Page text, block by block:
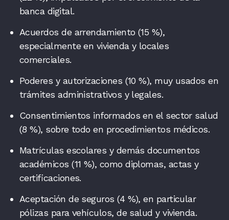
banca digital.
Acuerdos de arrendamiento (15 %),
especialmente en vivienda y locales
comerciales.
Poderes y autorizaciones (10 %), muy usados en
trámites administrativos y legales.
Consentimientos informados en el sector salud
(8 %), sobre todo en procedimientos médicos.
Matrículas escolares y demás documentos
académicos (11 %), como diplomas, actas y
certificaciones.
Aceptación de seguros (4 %), en particular
pólizas para vehículos, de salud y vivienda.